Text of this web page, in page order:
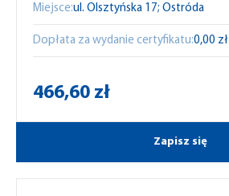
Miejsce:ul. Olsztyńska 17; Ostróda
Dopłata za wydanie certyfikatu:0,00 zł
466,60 zł
Zapisz się